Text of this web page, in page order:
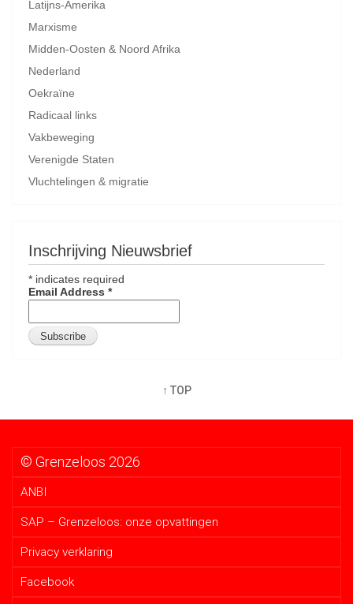
Latijns-Amerika
Marxisme
Midden-Oosten & Noord Afrika
Nederland
Oekraïne
Radicaal links
Vakbeweging
Verenigde Staten
Vluchtelingen & migratie
Inschrijving Nieuwsbrief
* indicates required
Email Address *
↑ TOP
© Grenzeloos 2026
ANBI
SAP – Grenzeloos: onze opvattingen
Privacy verklaring
Facebook